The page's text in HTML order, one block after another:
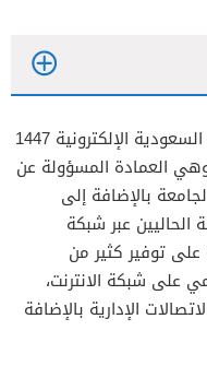
يتمّ تحديد موعد التسجيل في الجامعة السعودية الإلكترونية 1447
العمادة المسؤولة عن
بالإضافة إلى
الحاليين عبر شبكة
على توفير كثير من
على شبكة الانترنت،
الإدارية بالإضافة